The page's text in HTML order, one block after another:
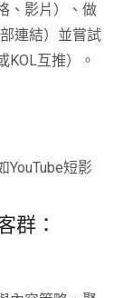
、影片）、做
連結）並嘗試
KOL互推）。
YouTube短影
群：